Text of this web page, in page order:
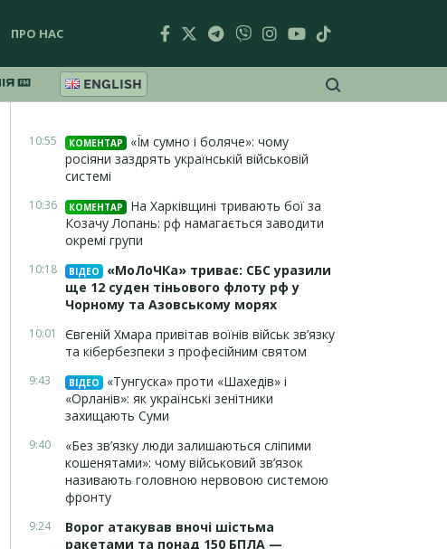
ПРО НАС
ENGLISH
10:55 КОМЕНТАР
«Їм сумно і боляче»: чому
росіяни заздрять українській військовій
системі
10:36 КОМЕНТАР
На Харківщині тривають бої за
Козачу Лопань: рф намагається заводити
окремі групи
10:18 ВІДЕО
«МоЛоЧКа» триває: СБС уразили
ще 12 суден тіньового флоту рф у
Чорному та Азовському морях
10:01
Євгеній Хмара привітав воїнів військ зв’язку
та кібербезпеки з професійним святом
9:43 ВІДЕО
«Тунгуска» проти «Шахедів» і
«Орланів»: як українські зенітники
захищають Суми
9:40
«Без зв’язку люди залишаються сліпими
кошенятами»: чому військовий зв’язок
називають головною нервовою системою
фронту
9:24
Ворог атакував вночі шістьма
ракетами та понад 150 БПЛА —